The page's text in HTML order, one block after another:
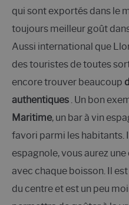
qui sont exportés dans le
toujours meilleur goût
Aussi international que
des touristes de toutes
encore trouver beaucoup
authentiques . Un bon
Maritime, un bar à vin
favori parmi les habitants.
espagnole, vous aurez
avec chaque boisson. Il
du centre et est un peu